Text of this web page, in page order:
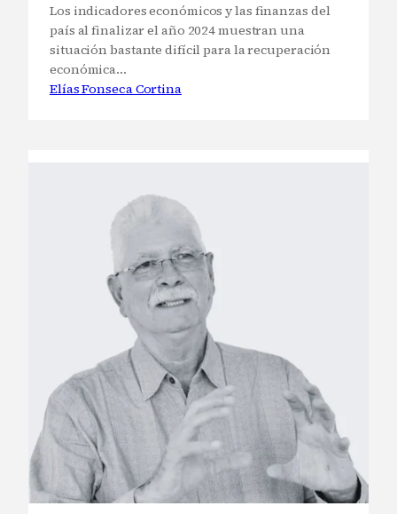
Los indicadores económicos y las finanzas del
país al finalizar el año 2024 muestran una
situación bastante difícil para la recuperación
económica…
Elías Fonseca Cortina